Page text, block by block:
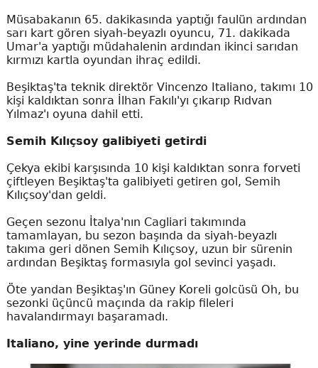
Müsabakanın 65. dakikasında yaptığı faulün ardından
sarı kart gören siyah-beyazlı oyuncu, 71. dakikada
Umar'a yaptığı müdahalenin ardından ikinci sarıdan
kırmızı kartla oyundan ihraç edildi.
Beşiktaş'ta teknik direktör Vincenzo Italiano, takımı 10
kişi kaldıktan sonra İlhan Fakılı'yı çıkarıp Rıdvan
Yılmaz'ı oyuna dahil etti.
Semih Kılıçsoy galibiyeti getirdi
Çekya ekibi karşısında 10 kişi kaldıktan sonra forveti
çiftleyen Beşiktaş'ta galibiyeti getiren gol, Semih
Kılıçsoy'dan geldi.
Geçen sezonu İtalya'nın Cagliari takımında
tamamlayan, bu sezon başında da siyah-beyazlı
takıma geri dönen Semih Kılıçsoy, uzun bir sürenin
ardından Beşiktaş formasıyla gol sevinci yaşadı.
Öte yandan Beşiktaş'ın Güney Koreli golcüsü Oh, bu
sezonki üçüncü maçında da rakip fileleri
havalandırmayı başaramadı.
Italiano, yine yerinde durmadı